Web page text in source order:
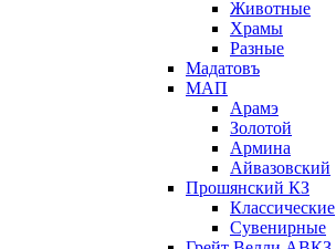
Животные
Храмы
Разные
Мадатовъ
МАП
Арамэ
Золотой
Армина
Айвазовский
Прошянский КЗ
Классические
Сувенирные